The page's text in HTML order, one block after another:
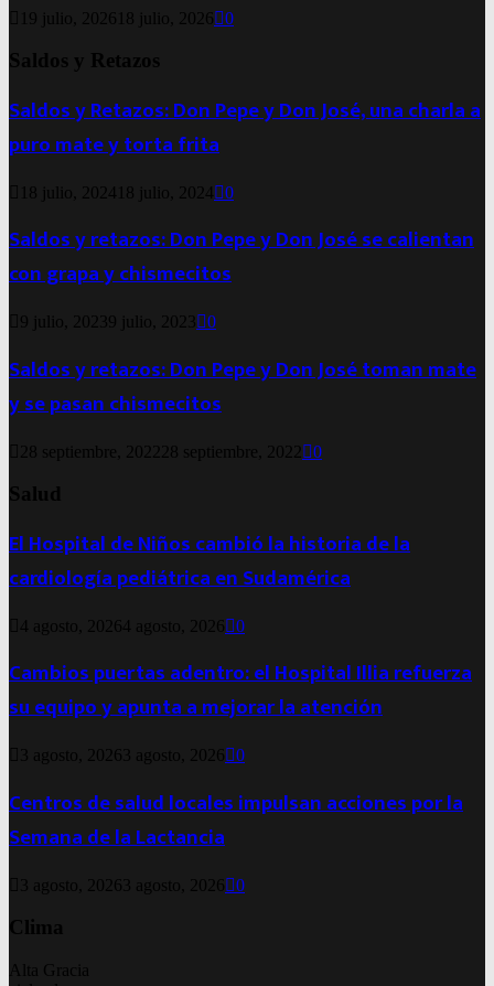
19 julio, 2026 18 julio, 2026 0
Saldos y Retazos
Saldos y Retazos: Don Pepe y Don José, una charla a
puro mate y torta frita
18 julio, 2024 18 julio, 2024 0
Saldos y retazos: Don Pepe y Don José se calientan
con grapa y chismecitos
9 julio, 20239 julio, 2023 0
Saldos y retazos: Don Pepe y Don José toman mate
y se pasan chismecitos
28 septiembre, 2022 28 septiembre, 2022 0
Salud
El Hospital de Niños cambió la historia de la
cardiología pediátrica en Sudamérica
4 agosto, 20264 agosto, 2026 0
Cambios puertas adentro: el Hospital Illia refuerza
su equipo y apunta a mejorar la atención
3 agosto, 2026 3 agosto, 2026 0
Centros de salud locales impulsan acciones por la
Semana de la Lactancia
3 agosto, 2026 3 agosto, 2026 0
Clima
Alta Gracia